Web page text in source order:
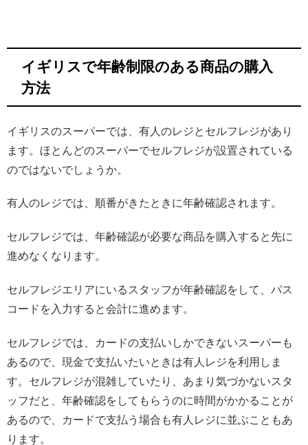
イギリスで年齢制限のある商品の購入
方法
イギリスのスーパーでは、有人のレジとセルフレジがあり
ます。ほとんどのスーパーでセルフレジが設置されている
のではないでしょうか。
有人のレジでは、順番がきたときに年齢確認されます。
セルフレジでは、年齢確認が必要な商品を購入すると先に
進めなくなります。
セルフレジエリアにいるスタッフが年齢確認をして、パス
コードを入力すると会計に進めます。
セルフレジでは、カードの支払いしかできないスーパーも
あるので、現金で支払いたいときは有人レジを利用しま
す。セルフレジが混雑していたり、あまり気づかないスタ
ッフだと、年齢確認をしてもらうのに時間がかかることが
あるので、カードで支払う場合も有人レジに並ぶこともあ
ります。